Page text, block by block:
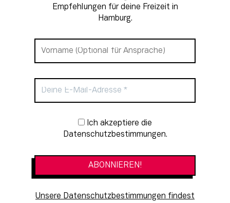
Empfehlungen für deine Freizeit in
Hamburg.
Newsletter-Anmeldung
Datenschutzbestimmungen.
Unsere Datenschutzbestimmungen findest